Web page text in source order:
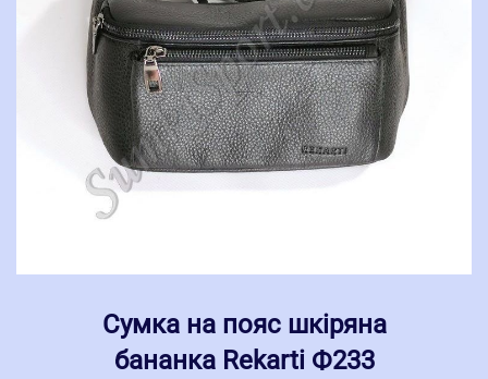
Сумка на пояс шкіряна
бананка Rekarti Ф233